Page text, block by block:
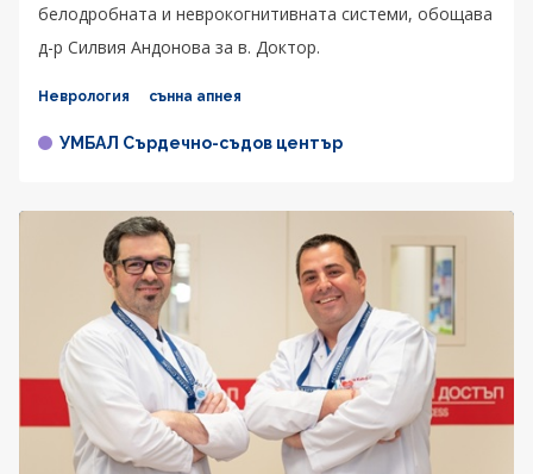
белодробната и неврокогнитивната системи, обощава
д-р Силвия Андонова за в. Доктор.
Неврология сънна апнея
УМБАЛ Сърдечно-съдов център